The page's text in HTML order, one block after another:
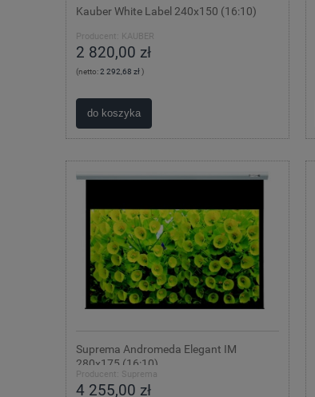
Kauber White Label 240x150 (16:10)
Producent: KAUBER
2 820,00 zł
(netto:2 292,68 zł)
do koszyka
Suprema Andromeda Elegant IM
280x175 (16:10)
Producent: Suprema
4 255,00 zł